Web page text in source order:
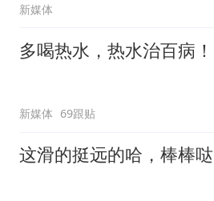
新媒体
多喝热水，热水治百病！
新媒体 69跟贴
这滑的挺远的哈，棒棒哒